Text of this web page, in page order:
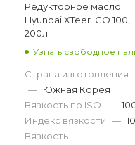
Редукторное масло
Hyundai XTeer IGO 100,
200л
Узнать свободное
Страна изготовления
— Южная Корея
Вязкость по ISO —
Индекс вязкости —
Вязкость